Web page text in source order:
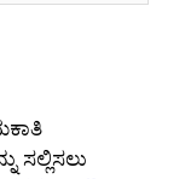
ಸಲ್ಲಿಸಲು